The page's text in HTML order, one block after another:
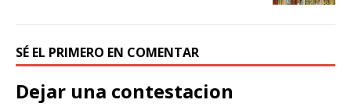
SÉ EL PRIMERO EN COMENTAR
Dejar una contestacion